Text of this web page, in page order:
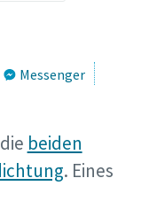
Messenger
beiden
. Eines